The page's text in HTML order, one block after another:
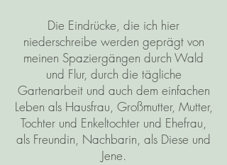
Die Eindrücke, die ich hier
niederschreibe werden geprägt von
meinen Spaziergängen durch Wald
und Flur, durch die tägliche
Gartenarbeit und auch dem einfachen
Leben als Hausfrau, Großmutter, Mutter,
Tochter und Enkeltochter und Ehefrau,
als Freundin, Nachbarin, als Diese und
Jene.